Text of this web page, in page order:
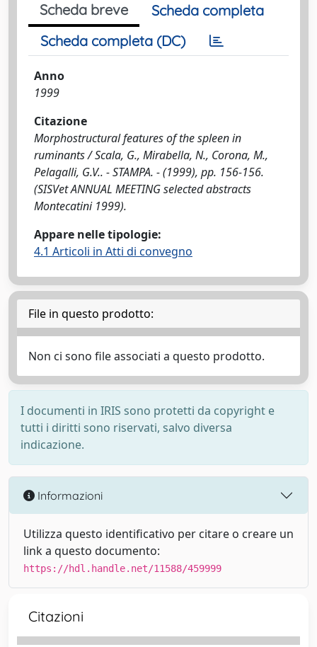
Scheda breve
Scheda completa
Scheda completa (DC)
Anno
1999
Citazione
Morphostructural features of the spleen in
ruminants / Scala, G., Mirabella, N., Corona, M.,
Pelagalli, G.V.. - STAMPA. - (1999), pp. 156-156.
(SISVet ANNUAL MEETING selected abstracts
Montecatini 1999).
Appare nelle tipologie:
4.1 Articoli in Atti di convegno
File in questo prodotto:
Non ci sono file associati a questo prodotto.
I documenti in IRIS sono protetti da copyright e
tutti i diritti sono riservati, salvo diversa
indicazione.
Informazioni
Utilizza questo identificativo per citare o creare un
link a questo documento:
https://hdl.handle.net/11588/459999
Citazioni